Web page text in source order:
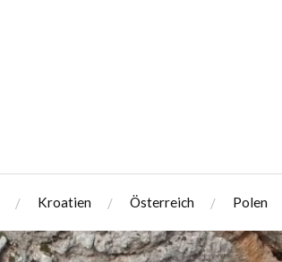
Kroatien Österreich Polen